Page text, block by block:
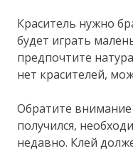
Краситель нужно
будет играть
предпочтите
нет красителей,
Обратите
получился,
недавно. Клей